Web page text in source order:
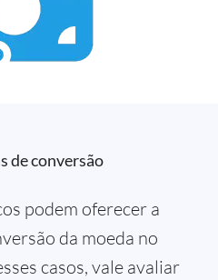
de conversão
podem oferecer a
da moeda no
casos, vale avaliar